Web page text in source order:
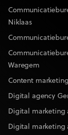
Niklaas
Waregem
Content marketing
Digital agency
Digital marketing
Digital marketing